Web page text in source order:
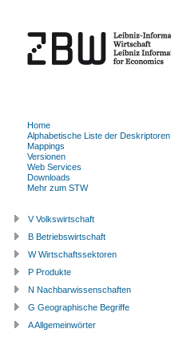
Home
Alphabetische Liste der Deskriptoren
Mappings
Versionen
Web Services
Downloads
Mehr zum STW
V Volkswirtschaft
B Betriebswirtschaft
W Wirtschaftssektoren
P Produkte
N Nachbarwissenschaften
G Geographische Begriffe
A Allgemeinwörter